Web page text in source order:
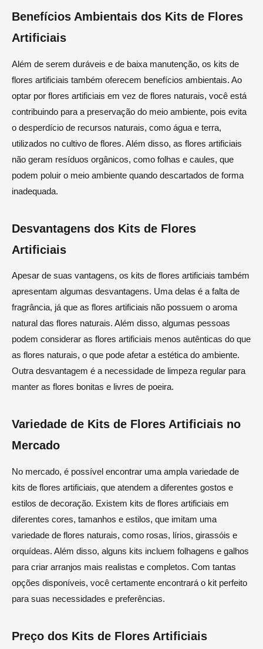
Benefícios Ambientais dos Kits de Flores
Artificiais
Além de serem duráveis e de baixa manutenção, os kits de
flores artificiais também oferecem benefícios ambientais. Ao
optar por flores artificiais em vez de flores naturais, você está
contribuindo para a preservação do meio ambiente, pois evita
o desperdício de recursos naturais, como água e terra,
utilizados no cultivo de flores. Além disso, as flores artificiais
não geram resíduos orgânicos, como folhas e caules, que
podem poluir o meio ambiente quando descartados de forma
inadequada.
Desvantagens dos Kits de Flores
Artificiais
Apesar de suas vantagens, os kits de flores artificiais também
apresentam algumas desvantagens. Uma delas é a falta de
fragrância, já que as flores artificiais não possuem o aroma
natural das flores naturais. Além disso, algumas pessoas
podem considerar as flores artificiais menos autênticas do que
as flores naturais, o que pode afetar a estética do ambiente.
Outra desvantagem é a necessidade de limpeza regular para
manter as flores bonitas e livres de poeira.
Variedade de Kits de Flores Artificiais no
Mercado
No mercado, é possível encontrar uma ampla variedade de
kits de flores artificiais, que atendem a diferentes gostos e
estilos de decoração. Existem kits de flores artificiais em
diferentes cores, tamanhos e estilos, que imitam uma
variedade de flores naturais, como rosas, lírios, girassóis e
orquídeas. Além disso, alguns kits incluem folhagens e galhos
para criar arranjos mais realistas e completos. Com tantas
opções disponíveis, você certamente encontrará o kit perfeito
para suas necessidades e preferências.
Preço dos Kits de Flores Artificiais